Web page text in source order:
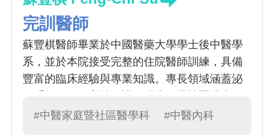
完訓醫師
蘇豐棋醫師畢業於中國醫藥大學學士後中醫學
系，並於本院接受完整的住院醫師訓練，具備
豐富的臨床經驗與專業知識。專長領域涵蓋泌
腎病症候群。致力於提供全面且個人化的診療
#中醫家庭暨社區醫學科 #中醫內科